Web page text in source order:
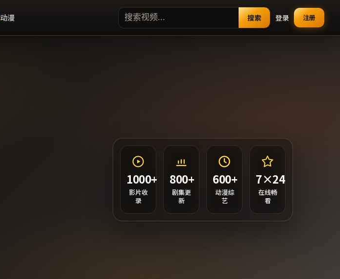
动漫 搜索 登录 注册
1000+
影片收
录
800+
剧集更
新
600+
动漫综
艺
7×24
在线畅
看